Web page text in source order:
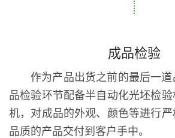
成品检验
作为产品出货之前的最后一
品检验环节配备半自动化光坯检
机，对成品的外观、颜色等进行
品质的产品交付到客户手中。